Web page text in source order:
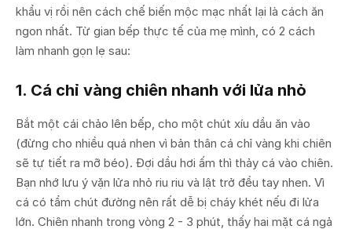
khẩu vị rồi nên cách chế biến mộc mạc nhất lại là cách ăn
ngon nhất. Từ gian bếp thực tế của mẹ mình, có 2 cách
làm nhanh gọn lẹ sau:
1. Cá chỉ vàng chiên nhanh với lửa nhỏ
Bắt một cái chảo lên bếp, cho một chút xíu dầu ăn vào
(đừng cho nhiều quá nhen vì bản thân cá chỉ vàng khi chiên
sẽ tự tiết ra mỡ béo). Đợi dầu hơi ấm thì thảy cá vào chiên.
Bạn nhớ lưu ý vặn lửa nhỏ riu riu và lật trở đều tay nhen. Vì
cá có tẩm chút đường nên rất dễ bị cháy khét nếu đi lửa
lớn. Chiên nhanh trong vòng 2 - 3 phút, thấy hai mặt cá ngả